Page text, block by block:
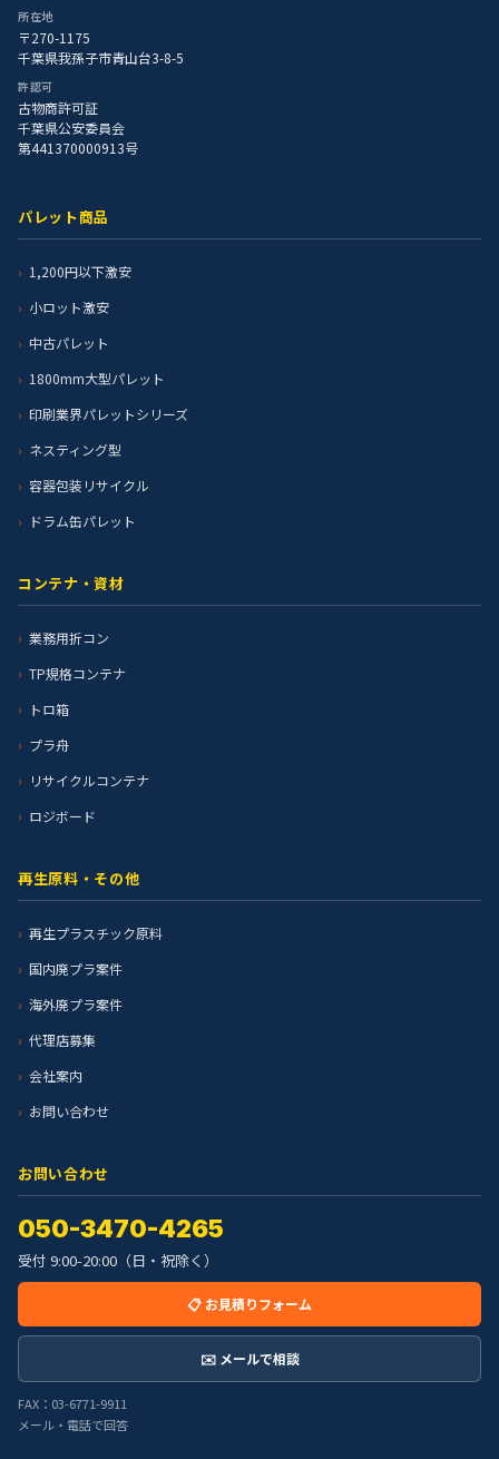
所在地
〒270-1175
千葉県我孫子市青山台3-8-5
許認可
古物商許可証
千葉県公安委員会
第441370000913号
パレット商品
1,200円以下激安
小ロット激安
中古パレット
1800mm大型パレット
印刷業界パレットシリーズ
ネスティング型
容器包装リサイクル
ドラム缶パレット
コンテナ・資材
業務用折コン
TP規格コンテナ
トロ箱
プラ舟
リサイクルコンテナ
ロジボード
再生原料・その他
再生プラスチック原料
国内廃プラ案件
海外廃プラ案件
代理店募集
会社案内
お問い合わせ
お問い合わせ
050-3470-4265
受付 9:00-20:00（日・祝除く）
📋 お見積りフォーム
✉️ メールで相談
FAX：03-6771-9911
メール・電話で回答